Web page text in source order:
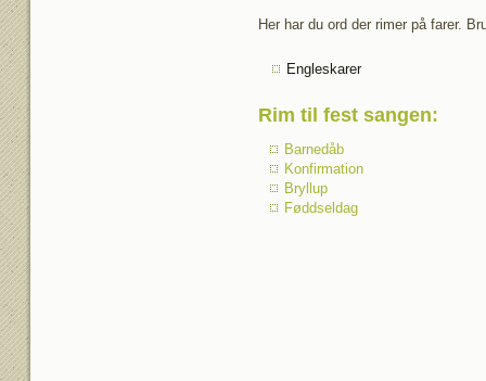
Her har du ord der rimer på farer.
Engleskarer
Rim til fest sangen:
Barnedåb
Konfirmation
Bryllup
Føddseldag